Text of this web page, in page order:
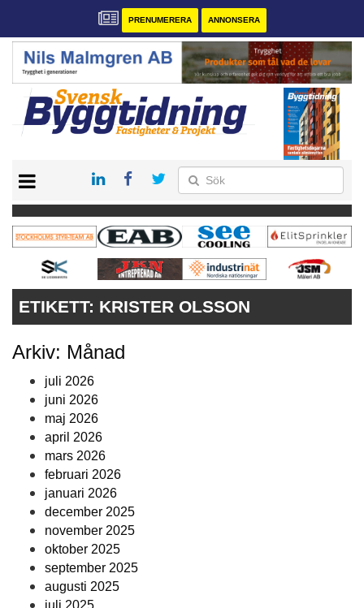
PRENUMERERA ANNONSERA
PRENUMERERA
VÅRA ANDRA MAGASIN
ANNONSERA
ETIKETT: KRISTER OLSSON
Arkiv: Månad
juli 2026
juni 2026
maj 2026
april 2026
mars 2026
februari 2026
januari 2026
december 2025
november 2025
oktober 2025
september 2025
augusti 2025